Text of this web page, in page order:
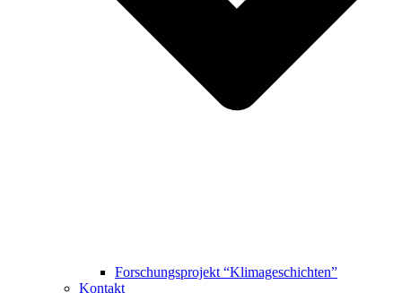
Forschungsprojekt “Klimageschichten”
Kontakt